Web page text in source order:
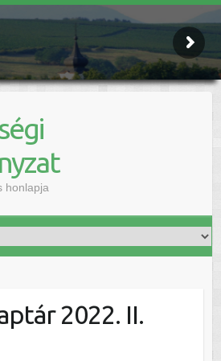
honlapja
2022. II.